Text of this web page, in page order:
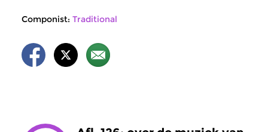
Componist: Traditional